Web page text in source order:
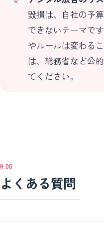
毀損は、自社の予
できないテーマで
やルールは変わる
は、総務省など公
てください。
よくある質問